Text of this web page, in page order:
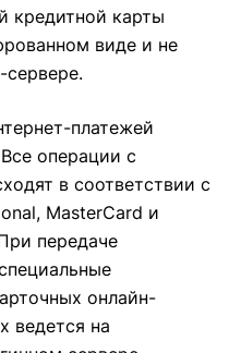
кредитной карты
виде и не
платежей
операции с
в соответствии с
MasterCard и
передаче
онлайн-
ведется на